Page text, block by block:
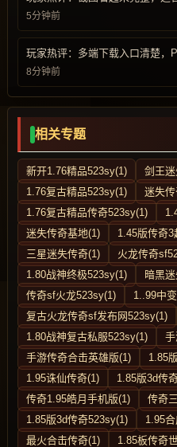
5分钟前
玩家热评：多端下载入口清楚，
8分钟前
相关专题
新开1.76精品523sy(1)
剑王
1.76复古精品523sy(1)
迷失
1.76复古精品传奇523sy(1)
迷失传奇基地(1)
1.45版传奇3
三星迷失传奇(1)
火龙传奇
1.80战神终极523sy(1)
暗黑
传奇sf火龙523sy(1)
1..99中
复古火龙传奇sf发布网523sy(1)
1.80战神复古私服523sy(1)
手游传奇合击英雄版(1)
1.85
1.95诛仙传奇(1)
1.85版3d传
传奇1.95皓月手机版(1)
传奇
1.85版3d传奇523sy(1)
1.95
最火合击传奇(1)
1.85板传奇